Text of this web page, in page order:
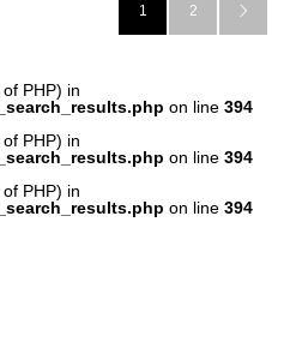
1 2 
PHP) in
on line 394
PHP) in
on line 394
PHP) in
on line 394